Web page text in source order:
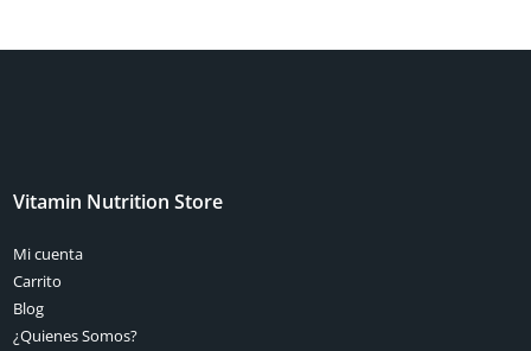
Vitamin Nutrition Store
Mi cuenta
Carrito
Blog
¿Quienes Somos?